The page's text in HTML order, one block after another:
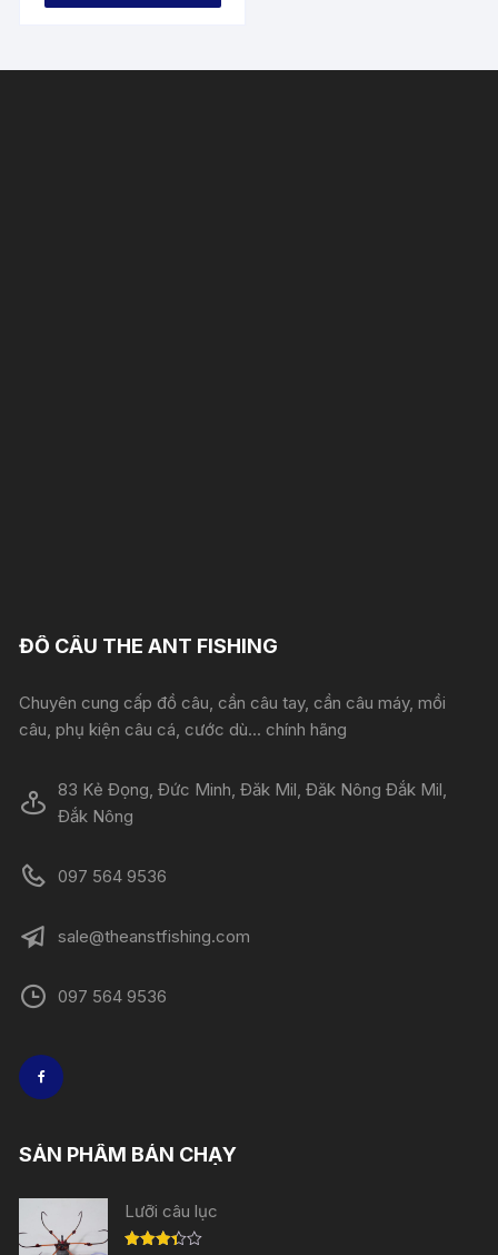
5
ĐỒ CÂU THE ANT FISHING
Chuyên cung cấp đồ câu, cần câu tay, cần câu máy, mồi
câu, phụ kiện câu cá, cước dù... chính hãng
83 Kẻ Đọng, Đức Minh, Đăk Mil, Đăk Nông Đắk Mil,
Đắk Nông
097 564 9536
sale@theanstfishing.com
097 564 9536
SẢN PHẨM BÁN CHẠY
Lưỡi câu lục